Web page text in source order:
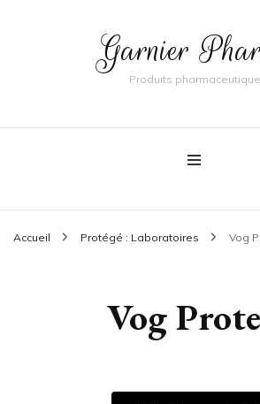
Garnier
Produits
Accueil Protégé : Laboratoires Vog
Vog